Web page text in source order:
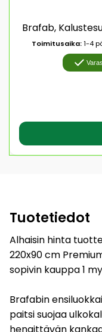
Brafab,
Toimitusaika:1-4
Tuotetiedot
Alhaisin hinta
220x90 cm
sopivin kauppa 1
Brafabin
paitsi suojaa